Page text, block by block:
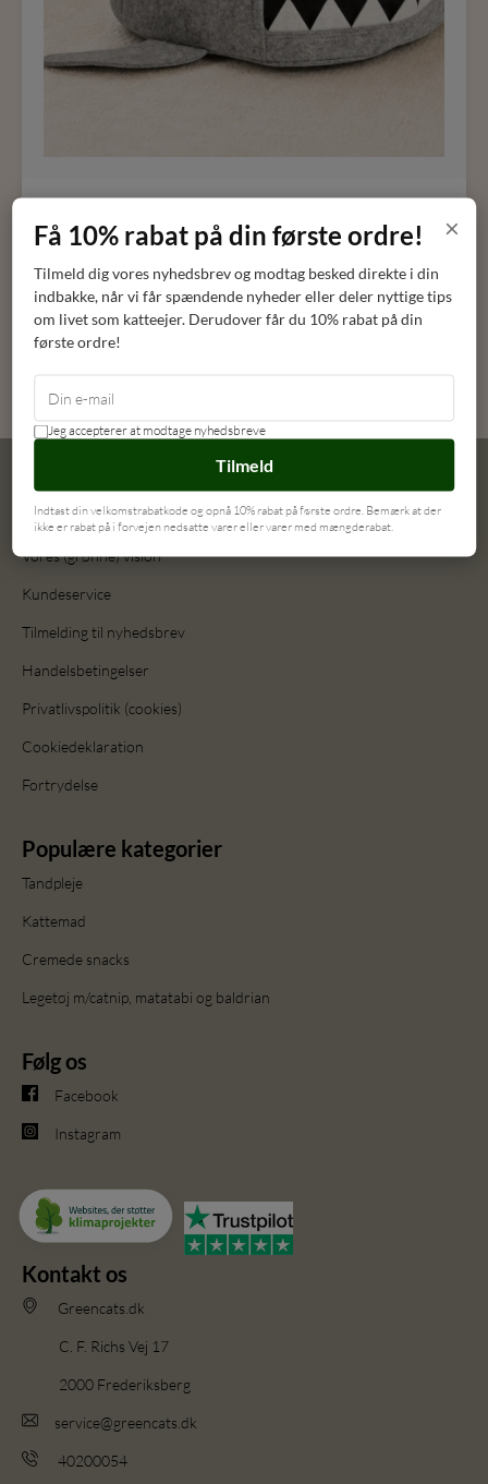
DKK249,00
Kundeservice
Om os
Vores (grønne) vision
Kundeservice
Tilmelding til nyhedsbrev
Handelsbetingelser
Privatlivspolitik (cookies)
Cookiedeklaration
Fortrydelse
Populære kategorier
Tandpleje
Kattemad
Cremede snacks
Legetøj m/catnip, matatabi og baldrian
Følg os
Facebook
Instagram
Kontakt os
Greencats.dk
C. F. Richs Vej 17
2000 Frederiksberg
service@greencats.dk
40200054
×
Få 10% rabat på din første ordre!
Tilmeld dig vores nyhedsbrev og modtag besked direkte i din
indbakke, når vi får spændende nyheder eller deler nyttige tips
om livet som katteejer. Derudover får du 10% rabat på din
første ordre!
Jeg accepterer at modtage nyhedsbreve
Tilmeld
Indtast din velkomstrabatkode og opnå 10% rabat på første ordre. Bemærk at der
ikke er rabat på i forvejen nedsatte varer eller varer med mængderabat.